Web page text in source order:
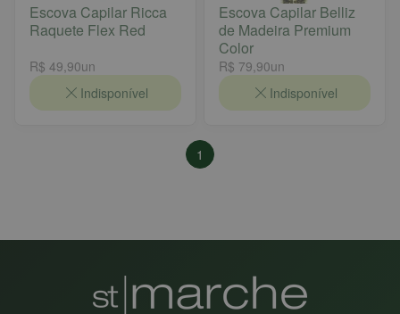
Escova Capilar Ricca
Raquete Flex Red
R$ 49,90un
Indisponível
Escova Capilar Belliz
de Madeira Premium
Color
R$ 79,90un
Indisponível
1